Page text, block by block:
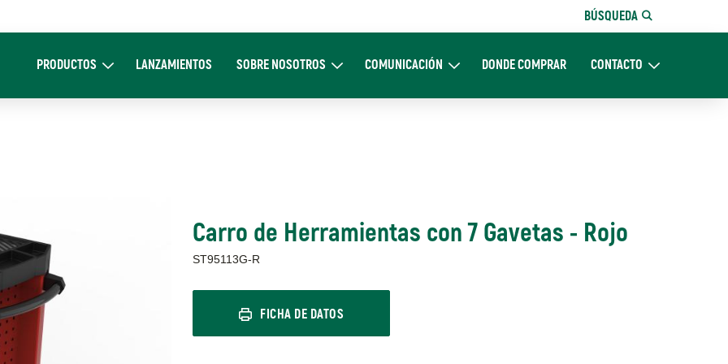
BÚSQUEDA
navigation
PRODUCTOSExpand ProductosLANZAMIENTOS SOBRE NOSOTROSExpand Sobre NosotrosCOMUNICACIÓNExpand ComunicaciónDONDE COMPRAR CONTACTOExpand CONTACTO
Carro de Herramientas con 7 Gavetas - Rojo
ST95113G-R
FICHA DE DATOS